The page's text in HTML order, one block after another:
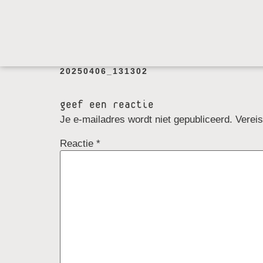
20250406_131302
geef een reactie
Je e-mailadres wordt niet gepubliceerd.
Reactie *